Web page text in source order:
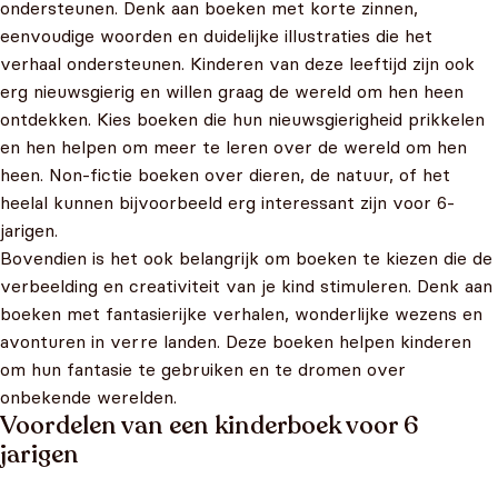
ondersteunen. Denk aan boeken met korte zinnen,
eenvoudige woorden en duidelijke illustraties die het
verhaal ondersteunen. Kinderen van deze leeftijd zijn ook
erg nieuwsgierig en willen graag de wereld om hen heen
ontdekken. Kies boeken die hun nieuwsgierigheid prikkelen
en hen helpen om meer te leren over de wereld om hen
heen. Non-fictie boeken over dieren, de natuur, of het
heelal kunnen bijvoorbeeld erg interessant zijn voor 6-
jarigen.
Bovendien is het ook belangrijk om boeken te kiezen die de
verbeelding en creativiteit van je kind stimuleren. Denk aan
boeken met fantasierijke verhalen, wonderlijke wezens en
avonturen in verre landen. Deze boeken helpen kinderen
om hun fantasie te gebruiken en te dromen over
onbekende werelden.
Voordelen van een kinderboek voor 6
jarigen